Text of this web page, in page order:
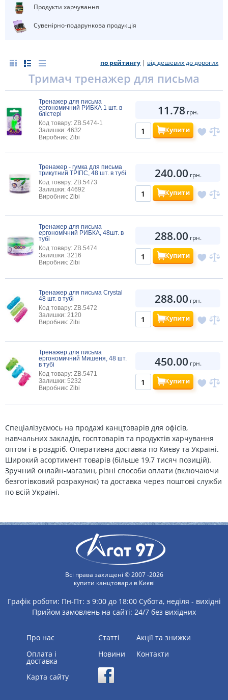
Продукти харчування
Сувенірно-подарункова продукція
по рейтингу | від дешевих до дорогих
Тримач тренажер для письма
Тренажер для письма
ергономичний РИБКА 1 шт. в
блістері
Код товару: ZB.5474-1
Залишки: 4632
Виробник: Zibi
11.78 грн.
Купити
Тренажер - гумка для письма
трикутний ТРІПС, 48 шт. в тубі
Код товару: ZB.5473
Залишки: 44692
Виробник: Zibi
240.00 грн.
Купити
Тренажер для письма
ергономічний РИБКА, 48шт. в
тубі
Код товару: ZB.5474
Залишки: 3216
Виробник: Zibi
288.00 грн.
Купити
Тренажер для письма Crystal
48 шт. в тубі
Код товару: ZB.5472
Залишки: 2120
Виробник: Zibi
288.00 грн.
Купити
Тренажер для письма
ергономичний Мишеня, 48 шт.
в тубі
Код товару: ZB.5471
Залишки: 5232
Виробник: Zibi
450.00 грн.
Купити
Спеціалізуємось на продажі канцтоварів для офісів,
навчальних закладів, госптоварів та продуктів харчування
оптом і в роздріб. Оперативна доставка по Києву та Україні.
Широкий асортимент товарів (більше 19,7 тисяч позицій).
Зручний онлайн-магазин, різні способи оплати (включаючи
безготівковий розрахунок) та доставка через поштові служби
по всій Україні.
Всі права захищені © 2007 -2026
купити канцтовари в Києві
Графік роботи: Пн-Пт: з 9:00 до 18:00 Субота, неділя - вихідні
Прийом замовлень на сайті: 24/7 без вихідних
Про нас
Оплата і
доставка
Карта сайту
статті
Новини
Акції та знижки
Контакти